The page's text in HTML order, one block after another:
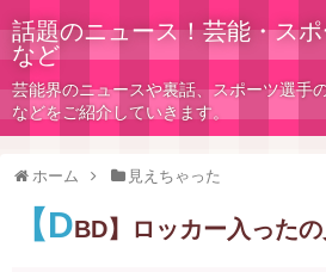
話題のニュース！芸能・ス
など
芸能界のニュースや裏話、スポーツ選手
などをご紹介していきます。
ホーム 見えちゃった
【DBD】ロッカー入った